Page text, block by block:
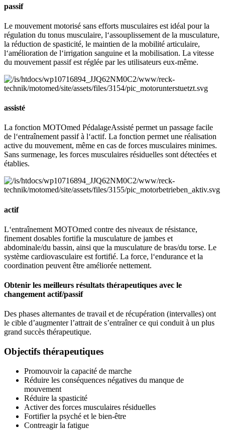
passif
Le mouvement motorisé sans efforts musculaires est idéal pour la
régulation du tonus musculaire, l‘assouplissement de la musculature,
la réduction de spasticité, le maintien de la mobilité articulaire,
l‘amélioration de l‘irrigation sanguine et la mobilisation. La vitesse
du mouvement passif est réglée par les utilisateurs eux-même.
assisté
La fonction MOTOmed PédalageAssisté permet un passage facile
de l‘entraînement passif à l‘actif. La fonction permet une réalisation
active du mouvement, même en cas de forces musculaires minimes.
Sans surmenage, les forces musculaires résiduelles sont détectées et
établies.
actif
L‘entraînement MOTOmed contre des niveaux de résistance,
finement dosables fortifie la musculature de jambes et
abdominale/du bassin, ainsi que la musculature de bras/du torse. Le
système cardiovasculaire est fortifié. La force, l‘endurance et la
coordination peuvent être améliorée nettement.
Obtenir les meilleurs résultats thérapeutiques avec le
changement actif/passif
Des phases alternantes de travail et de récupération (intervalles) ont
le cible d’augmenter l’attrait de s’entraîner ce qui conduit à un plus
grand succès thérapeutique.
Objectifs thérapeutiques
Promouvoir la capacité de marche
Réduire les conséquences négatives du manque de
mouvement
Réduire la spasticité
Activer des forces musculaires résiduelles
Fortifier la psyché et le bien-être
Contreagir la fatigue